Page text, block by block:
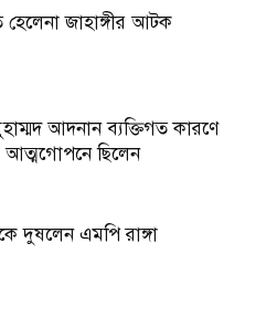
হেলেনা জাহাঙ্গীর আটক
আদনান ব্যক্তিগত কারণে
আত্মগোপনে ছিলেন
দুষলেন এমপি রাঙ্গা